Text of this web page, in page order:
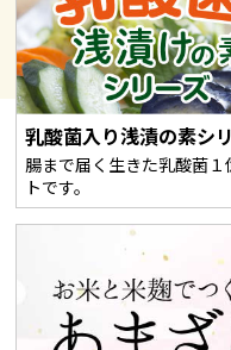
乳酸菌入り浅漬の素シ
腸まで届く生きた乳酸菌
トです。